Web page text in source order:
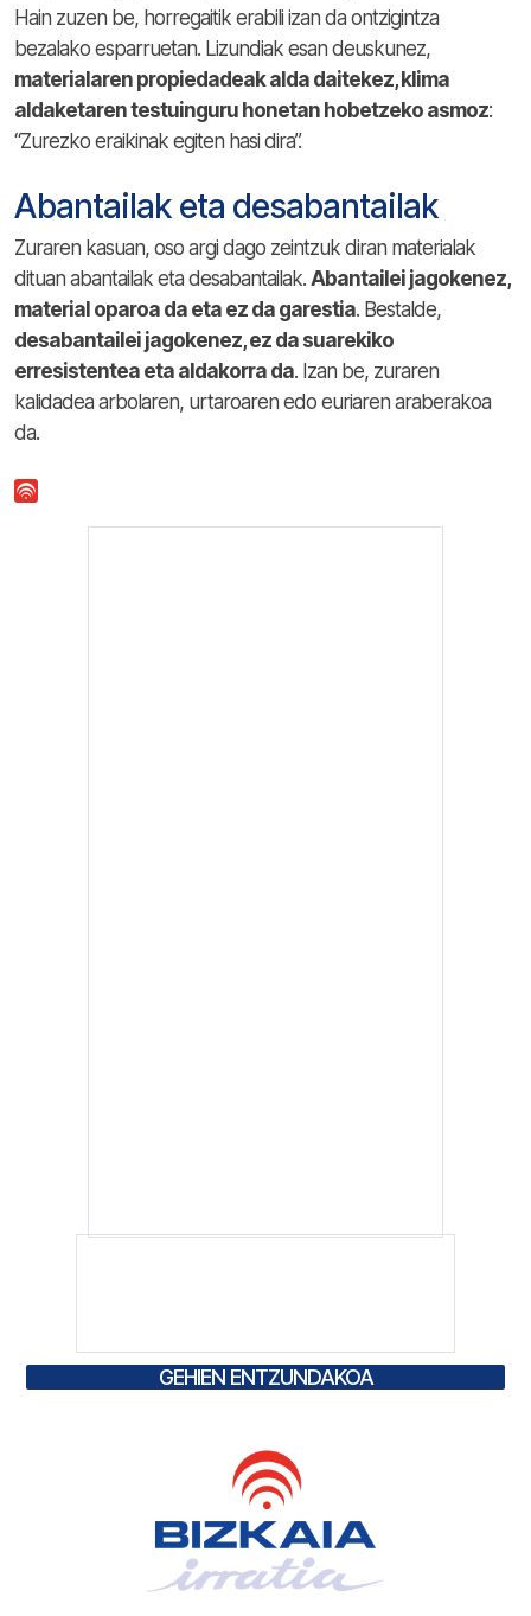
Hain zuzen be, horregaitik erabili izan da ontzigintza
bezalako esparruetan. Lizundiak esan deuskunez,
materialaren propiedadeak alda daitekez, klima
aldaketaren testuinguru honetan hobetzeko asmoz:
“Zurezko eraikinak egiten hasi dira”.
Abantailak eta desabantailak
Zuraren kasuan, oso argi dago zeintzuk diran materialak
dituan abantailak eta desabantailak. Abantailei jagokenez,
material oparoa da eta ez da garestia. Bestalde,
desabantailei jagokenez, ez da suarekiko
erresistentea eta aldakorra da. Izan be, zuraren
kalidadea arbolaren, urtaroaren edo euriaren araberakoa
da.
GEHIEN ENTZUNDAKOA